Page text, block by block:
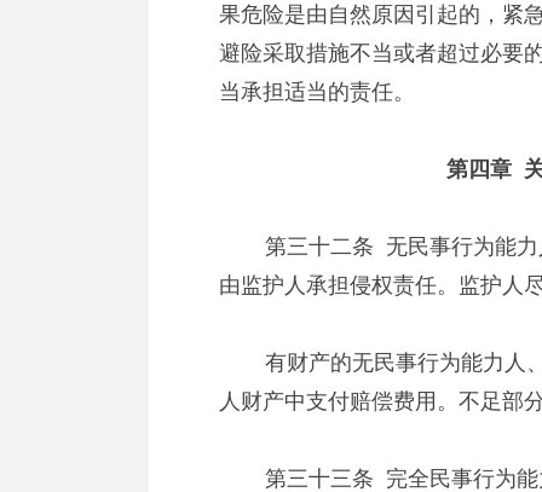
果危险是由自然原因引起的，紧
避险采取措施不当或者超过必要
当承担适当的责任。
第四章 关
第三十二条 无民事行为能力
由监护人承担侵权责任。监护人
有财产的无民事行为能力人、
人财产中支付赔偿费用。不足部
第三十三条 完全民事行为能